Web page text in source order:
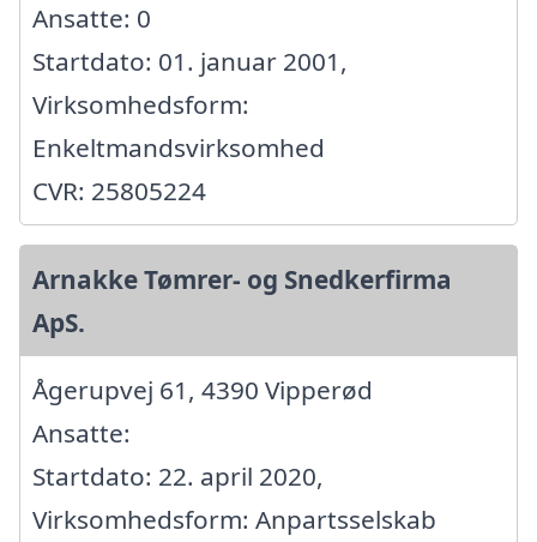
Ansatte: 0
Startdato: 01. januar 2001,
Virksomhedsform:
Enkeltmandsvirksomhed
CVR: 25805224
Arnakke Tømrer- og Snedkerfirma
ApS.
Ågerupvej 61, 4390 Vipperød
Ansatte:
Startdato: 22. april 2020,
Virksomhedsform: Anpartsselskab